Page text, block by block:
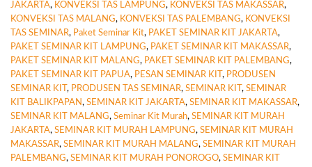
JAKARTA, KONVEKSI TAS LAMPUNG, KONVEKSI TAS MAKASSAR,
KONVEKSI TAS MALANG, KONVEKSI TAS PALEMBANG, KONVEKSI
TAS SEMINAR, Paket Seminar Kit, PAKET SEMINAR KIT JAKARTA,
PAKET SEMINAR KIT LAMPUNG, PAKET SEMINAR KIT MAKASSAR,
PAKET SEMINAR KIT MALANG, PAKET SEMINAR KIT PALEMBANG,
PAKET SEMINAR KIT PAPUA, PESAN SEMINAR KIT , PRODUSEN
SEMINAR KIT , PRODUSEN TAS SEMINAR, SEMINAR KIT , SEMINAR
KIT BALIKPAPAN, SEMINAR KIT JAKARTA, SEMINAR KIT MAKASSAR,
SEMINAR KIT MALANG, Seminar Kit Murah, SEMINAR KIT MURAH
JAKARTA, SEMINAR KIT MURAH LAMPUNG, SEMINAR KIT MURAH
MAKASSAR, SEMINAR KIT MURAH MALANG, SEMINAR KIT MURAH
PALEMBANG, SEMINAR KIT MURAH PONOROGO, SEMINAR KIT